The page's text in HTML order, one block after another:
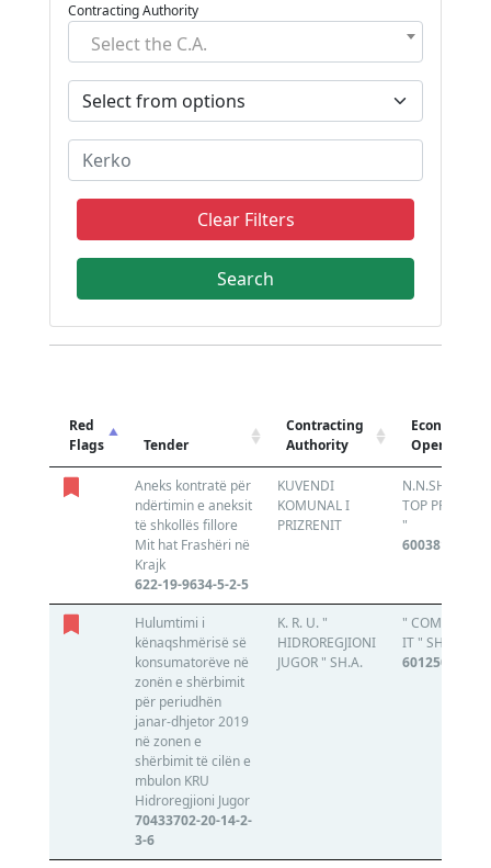
Contracting Authority
Select the C.A.
Clear Filters
Red
Flags
Tender
Contracting
Authority
Economic
Operator
Aneks kontratë për
ndërtimin e aneksit
të shkollës fillore
Mit hat Frashëri në
Krajk
622-19-9634-5-2-5
KUVENDI
KOMUNAL I
PRIZRENIT
N.N.SH. "
TOP PROJEKT
"
600381628
Hulumtimi i
kënaqshmërisë së
konsumatorëve në
zonën e shërbimit
për periudhën
janar-dhjetor 2019
në zonen e
shërbimit të cilën e
mbulon KRU
Hidroregjioni Jugor
70433702-20-14-2-
3-6
K. R. U. "
HIDROREGJIONI
JUGOR " SH.A.
" COMPASS
IT " SH.P.K.
601250012